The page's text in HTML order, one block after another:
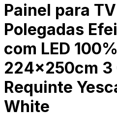
Painel para
Polegadas
com LED
224x250cm 3
Requinte
White